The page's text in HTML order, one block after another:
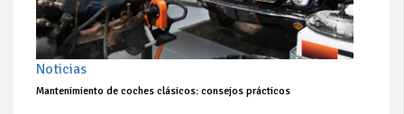
Noticias
Mantenimiento de coches clásicos: consejos prácticos